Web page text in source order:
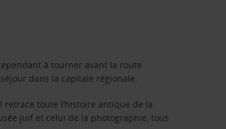
à tourner avant la route
dans la capitale régionale.
retrace toute l’histoire antique de la
juif et celui de la photographie, tous